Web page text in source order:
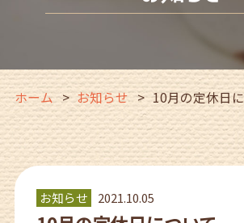
ホーム お知らせ 10月の定休日
お知らせ 2021.10.05